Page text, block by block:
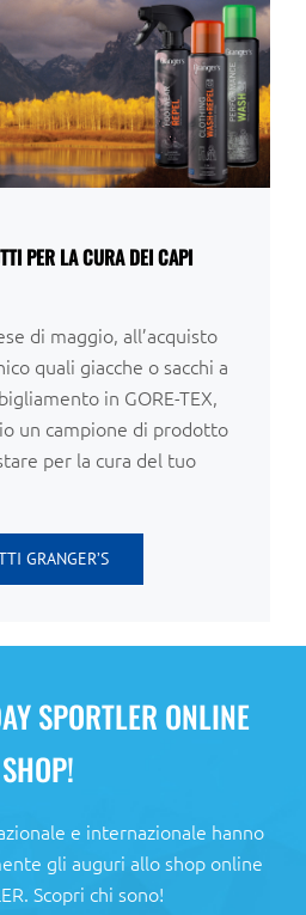
PER LA CURA DEI CAPI
di maggio, all’acquisto
quali giacche o sacchi a
in GORE-TEX,
un campione di prodotto
per la cura del tuo
GRANGER’S
SPORTLER ONLINE
SHOP!
e internazionale hanno
gli auguri allo shop online
Scopri chi sono!